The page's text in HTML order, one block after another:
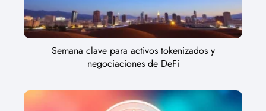
Semana clave para activos tokenizados y
negociaciones de DeFi